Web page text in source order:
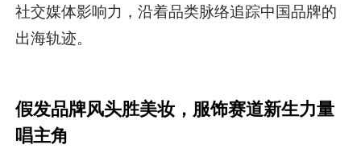
社交媒体影响力，沿着品类脉络追踪中国品牌的
出海轨迹。
假发品牌风头胜美妆，服饰赛道新生力量
唱主角